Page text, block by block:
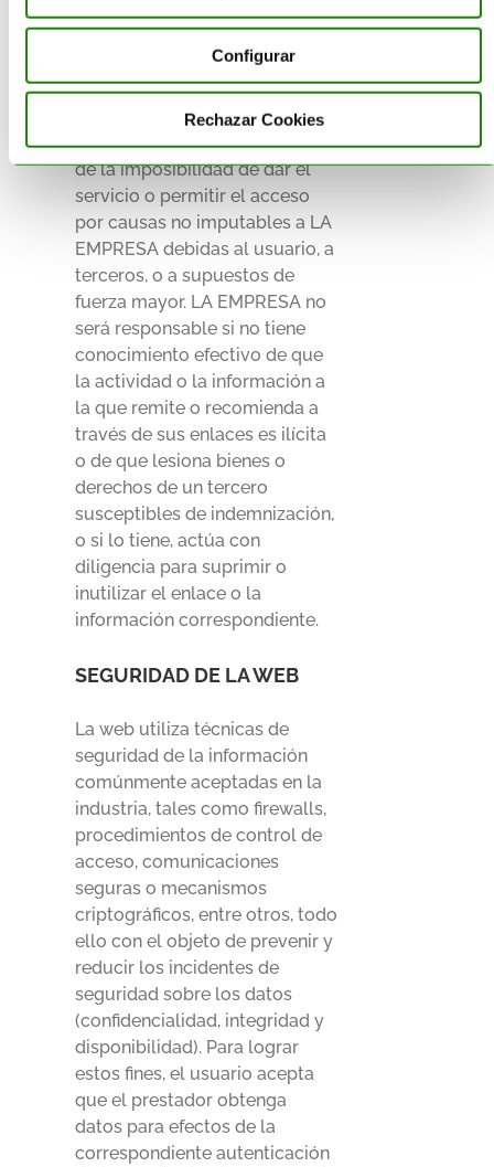
Configurar
Rechazar Cookies
prestación de los servicios o la
navegación por el sitio web, ni
de los retrasos o bloqueos en
el uso causados por
deficiencias o sobrecargas de
Internet o en otros sistemas, ni
de la imposibilidad de dar el
servicio o permitir el acceso
por causas no imputables a LA
EMPRESA debidas al usuario, a
terceros, o a supuestos de
fuerza mayor. LA EMPRESA no
será responsable si no tiene
conocimiento efectivo de que
la actividad o la información a
la que remite o recomienda a
través de sus enlaces es ilícita
o de que lesiona bienes o
derechos de un tercero
susceptibles de indemnización,
o si lo tiene, actúa con
diligencia para suprimir o
inutilizar el enlace o la
información correspondiente.
SEGURIDAD DE LA WEB
La web utiliza técnicas de
seguridad de la información
comúnmente aceptadas en la
industria, tales como firewalls,
procedimientos de control de
acceso, comunicaciones
seguras o mecanismos
criptográficos, entre otros, todo
ello con el objeto de prevenir y
reducir los incidentes de
seguridad sobre los datos
(confidencialidad, integridad y
disponibilidad). Para lograr
estos fines, el usuario acepta
que el prestador obtenga
datos para efectos de la
correspondiente autenticación